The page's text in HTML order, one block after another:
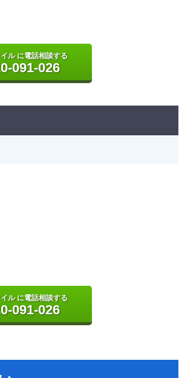
ル に電話相談する
091-026
ル に電話相談する
091-026